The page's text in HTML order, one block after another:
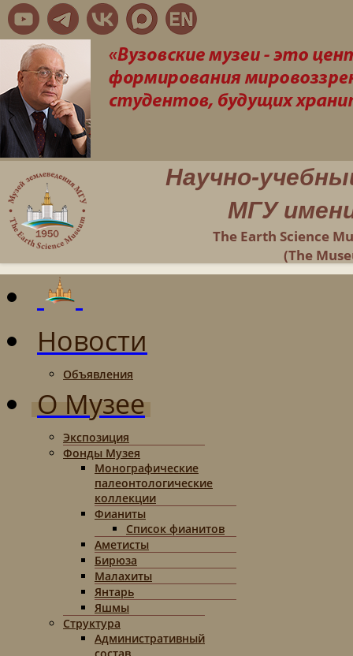
Научно-
МГУ
The Earth Science
(The
Новости
Объявления
О Музее
Экспозиция
Фонды Музея
Монографические
палеонтологические
коллекции
Фианиты
Список фианитов
Аметисты
Бирюза
Малахиты
Янтарь
Яшмы
Структура
Административный